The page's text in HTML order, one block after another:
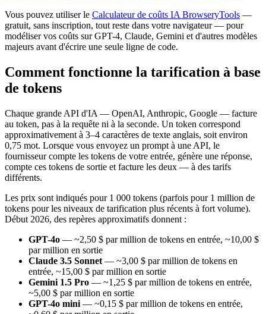
Vous pouvez utiliser le Calculateur de coûts IA BrowseryTools —
gratuit, sans inscription, tout reste dans votre navigateur — pour
modéliser vos coûts sur GPT-4, Claude, Gemini et d'autres modèles
majeurs avant d'écrire une seule ligne de code.
Comment fonctionne la tarification à base
de tokens
Chaque grande API d'IA — OpenAI, Anthropic, Google — facture
au token, pas à la requête ni à la seconde. Un token correspond
approximativement à 3–4 caractères de texte anglais, soit environ
0,75 mot. Lorsque vous envoyez un prompt à une API, le
fournisseur compte les tokens de votre entrée, génère une réponse,
compte ces tokens de sortie et facture les deux — à des tarifs
différents.
Les prix sont indiqués pour 1 000 tokens (parfois pour 1 million de
tokens pour les niveaux de tarification plus récents à fort volume).
Début 2026, des repères approximatifs donnent :
GPT-4o — ~2,50 $ par million de tokens en entrée, ~10,00 $
par million en sortie
Claude 3.5 Sonnet — ~3,00 $ par million de tokens en
entrée, ~15,00 $ par million en sortie
Gemini 1.5 Pro — ~1,25 $ par million de tokens en entrée,
~5,00 $ par million en sortie
GPT-4o mini — ~0,15 $ par million de tokens en entrée,